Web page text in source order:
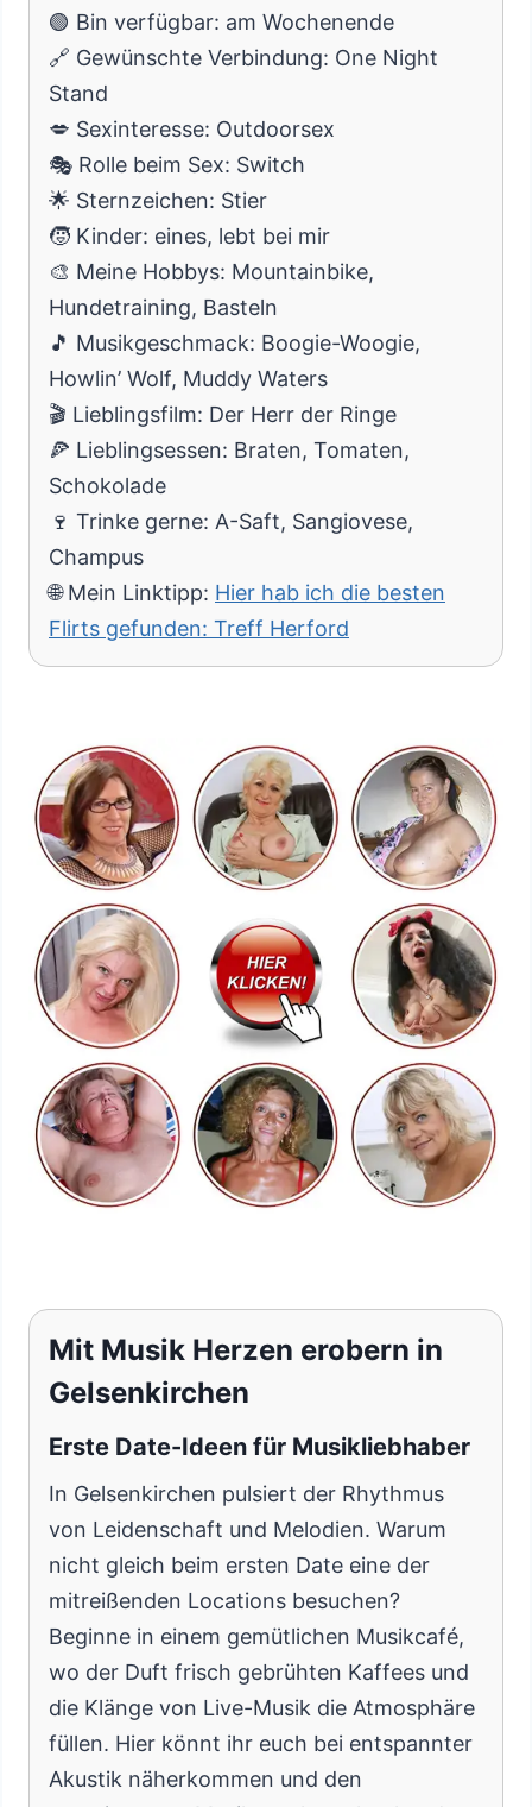
🟢 Bin verfügbar: am Wochenende
🔗 Gewünschte Verbindung: One Night
Stand
💋 Sexinteresse: Outdoorsex
🎭 Rolle beim Sex: Switch
🌟 Sternzeichen: Stier
🧒 Kinder: eines, lebt bei mir
🎨 Meine Hobbys: Mountainbike,
Hundetraining, Basteln
🎵 Musikgeschmack: Boogie-Woogie,
Howlin’ Wolf, Muddy Waters
🎬 Lieblingsfilm: Der Herr der Ringe
🍕 Lieblingsessen: Braten, Tomaten,
Schokolade
🍷 Trinke gerne: A-Saft, Sangiovese,
Champus
🌐 Mein Linktipp: Hier hab ich die besten
Flirts gefunden: Treff Herford
Mit Musik Herzen erobern in
Gelsenkirchen
Erste Date-Ideen für Musikliebhaber
In Gelsenkirchen pulsiert der Rhythmus
von Leidenschaft und Melodien. Warum
nicht gleich beim ersten Date eine der
mitreißenden Locations besuchen?
Beginne in einem gemütlichen Musikcafé,
wo der Duft frisch gebrühten Kaffees und
die Klänge von Live-Musik die Atmosphäre
füllen. Hier könnt ihr euch bei entspannter
Akustik näherkommen und den